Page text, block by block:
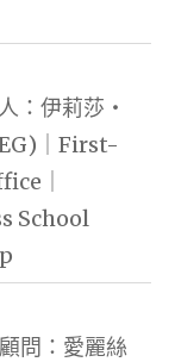
：伊莉莎・
｜First-
｜
School
問：愛麗絲